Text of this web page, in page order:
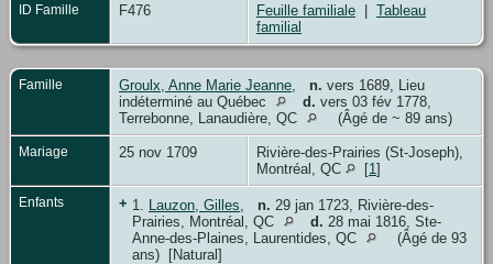
ID Famille F476 Feuille familiale | Tableau
familial
Famille Groulx, Anne Marie Jeanne n. vers 1689, Lieu
indéterminé au Québec
d. vers 03 fév 1778,
Terrebonne, Lanaudière, QC
(Âgé de ~ 89 ans)
Mariage 25 nov 1709
Rivière-des-Prairies (St-Joseph),
Montréal, QC
[1]
Enfants + 1. Lauzon, Gilles n. 29 jan 1723, Rivière-des-
Prairies, Montréal, QC
d. 28 mai 1816, Ste-
Anne-des-Plaines, Laurentides, QC
(Âgé de 93
ans) [Natural]